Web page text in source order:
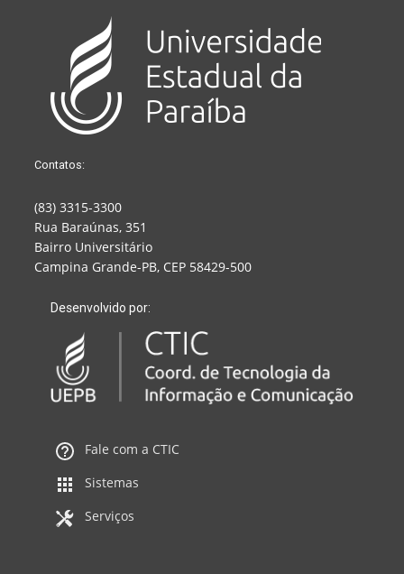
Contatos:
(83) 3315-3300
Rua Baraúnas, 351
Bairro Universitário
Campina Grande-PB, CEP 58429-500
Desenvolvido por:
Fale com a CTIC
Sistemas
Serviços